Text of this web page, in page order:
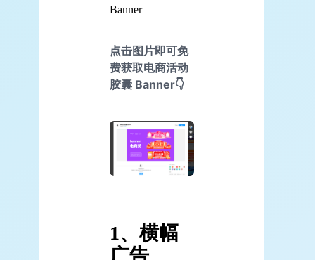
Banner
点击图片即可免
费获取电商活动
胶囊 Banner👇
1、横幅
广告